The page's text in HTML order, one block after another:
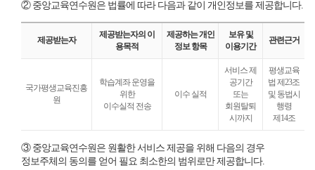
② 중앙교육연수원은 법률에 따라 다음과 같이 개인정보를 제공합니다.
인
정
제공받는자
제공받는자의 이
용목적
제공하는 개인
정보 항목
보유 및
이용기간
관련근거
국가평생교육진흥
원
학습계좌 운영을
위한
이수실적 전송
이수 실적
서비스 제
공기간
또는
회원탈퇴
시까지
평생교육
법 제23조
및 동법시
행령
제14조
③ 중앙교육연수원은 원활한 서비스 제공을 위해 다음의 경우
정보주체의 동의를 얻어 필요 최소한의 범위로만 제공합니다.